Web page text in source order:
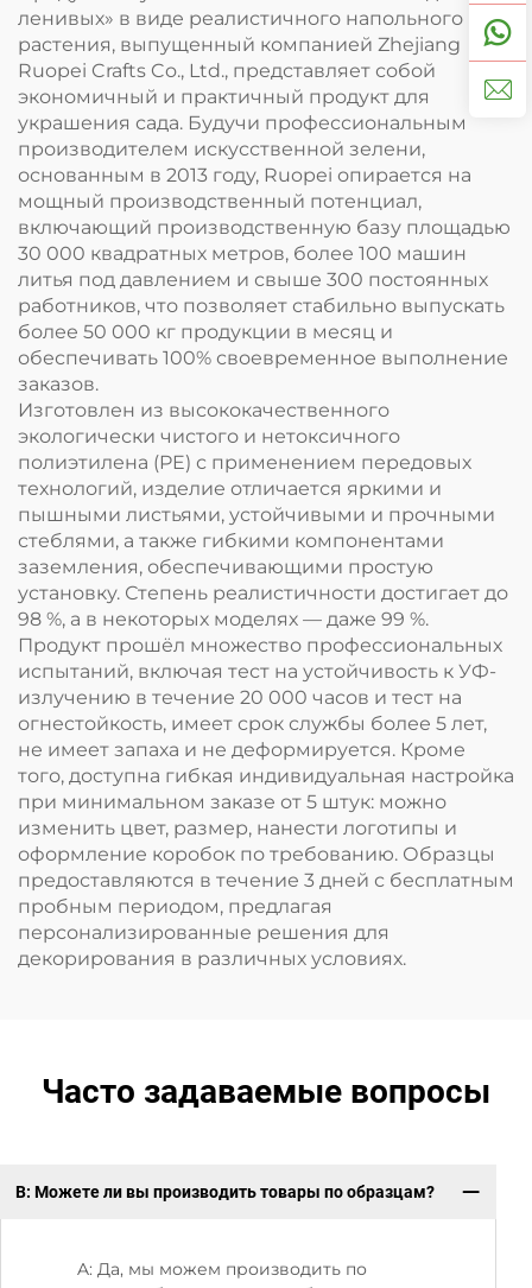
ленивых» в виде реалистичного напольного
растения, выпущенный компанией Zhejiang
Ruopei Crafts Co., Ltd., представляет собой
экономичный и практичный продукт для
украшения сада. Будучи профессиональным
производителем искусственной зелени,
основанным в 2013 году, Ruopei опирается на
мощный производственный потенциал,
включающий производственную базу площадью
30 000 квадратных метров, более 100 машин
литья под давлением и свыше 300 постоянных
работников, что позволяет стабильно выпускать
более 50 000 кг продукции в месяц и
обеспечивать 100% своевременное выполнение
заказов.
Изготовлен из высококачественного
экологически чистого и нетоксичного
полиэтилена (PE) с применением передовых
технологий, изделие отличается яркими и
пышными листьями, устойчивыми и прочными
стеблями, а также гибкими компонентами
заземления, обеспечивающими простую
установку. Степень реалистичности достигает до
98 %, а в некоторых моделях — даже 99 %.
Продукт прошёл множество профессиональных
испытаний, включая тест на устойчивость к УФ-
излучению в течение 20 000 часов и тест на
огнестойкость, имеет срок службы более 5 лет,
не имеет запаха и не деформируется. Кроме
того, доступна гибкая индивидуальная настройка
при минимальном заказе от 5 штук: можно
изменить цвет, размер, нанести логотипы и
оформление коробок по требованию. Образцы
предоставляются в течение 3 дней с бесплатным
пробным периодом, предлагая
персонализированные решения для
декорирования в различных условиях.
Часто задаваемые вопросы
В: Можете ли вы производить товары по образцам?
A: Да, мы можем производить по